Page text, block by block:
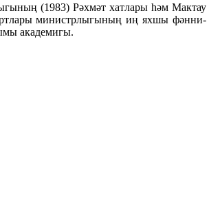
(1983) Рәхмәт хатлары һәм Мактау
министрлыгының иң яхшы фәнни-
академигы.